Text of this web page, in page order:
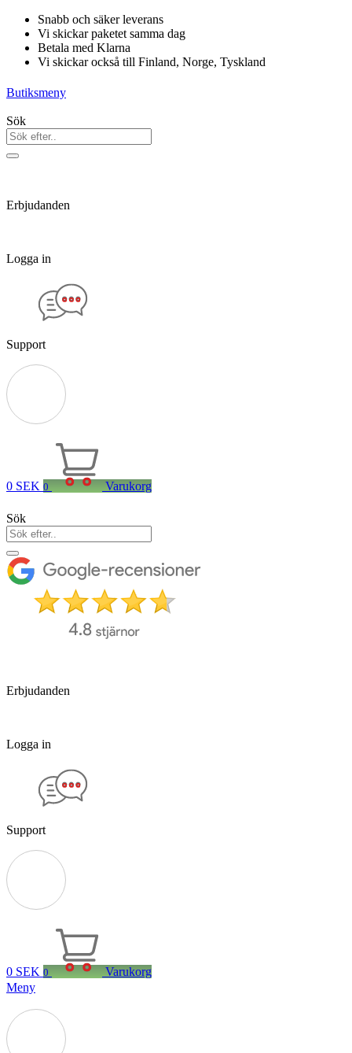
Hoppa
innehåll
Snabb och säker leverans
Vi skickar paketet samma dag
Betala med Klarna
Vi skickar också till Finland, Norge, Tyskland
Butiksmeny
Sök
Erbjudanden
Logga in
Support
0 SEK 0 Varukorg
Sök
Erbjudanden
Logga in
Support
0 SEK 0
Varukorg
Meny